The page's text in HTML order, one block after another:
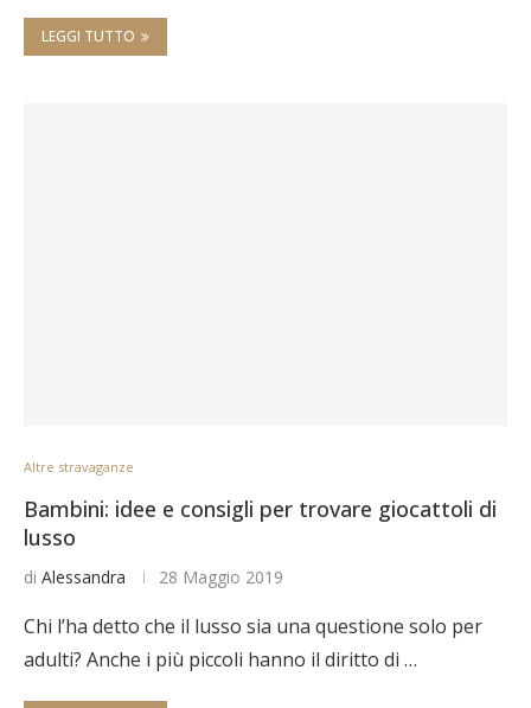
LEGGI TUTTO
Altre stravaganze
Bambini: idee e consigli per trovare giocattoli di
lusso
di Alessandra 28 Maggio 2019
Chi l’ha detto che il lusso sia una questione solo per
adulti? Anche i più piccoli hanno il diritto di …